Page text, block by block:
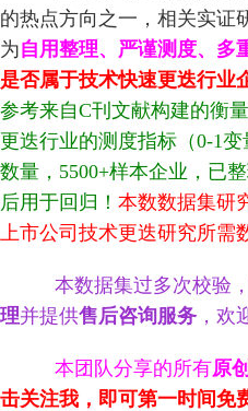
的热点方向之一，相关实证
为自用整理、严谨测度、多
是否属于技术快速更迭行业
参考来自C刊文献构建的衡
更迭行业的测度指标（0-1
数量，5500+样本企业， 已
后用于回归 ！ 本数数据集研
上市公司技术更迭研究所需
本数据集过多次校验
理并提供售后咨询服务 ，欢
本团队分享的所有原
击关注我，即可第一时间免